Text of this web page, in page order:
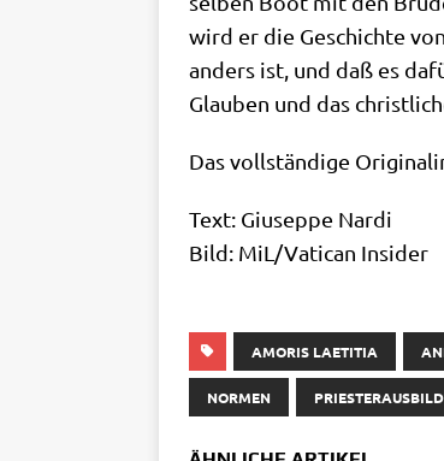
wird er die Geschich­te
anders ist, und daß es
Glau­ben und das
Das voll­stän­di­ge
Text: Giu­sep­pe Nardi
Bild: MiL/​Vatican Insider
AMORIS LAETITIA
NORMEN